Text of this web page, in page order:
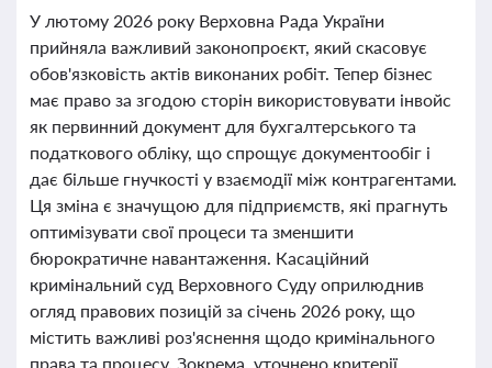
У лютому 2026 року Верховна Рада України
прийняла важливий законопроєкт, який скасовує
обов'язковість актів виконаних робіт. Тепер бізнес
має право за згодою сторін використовувати інвойс
як первинний документ для бухгалтерського та
податкового обліку, що спрощує документообіг і
дає більше гнучкості у взаємодії між контрагентами.
Ця зміна є значущою для підприємств, які прагнуть
оптимізувати свої процеси та зменшити
бюрократичне навантаження. Касаційний
кримінальний суд Верховного Суду оприлюднив
огляд правових позицій за січень 2026 року, що
містить важливі роз'яснення щодо кримінального
права та процесу. Зокрема, уточнено критерії